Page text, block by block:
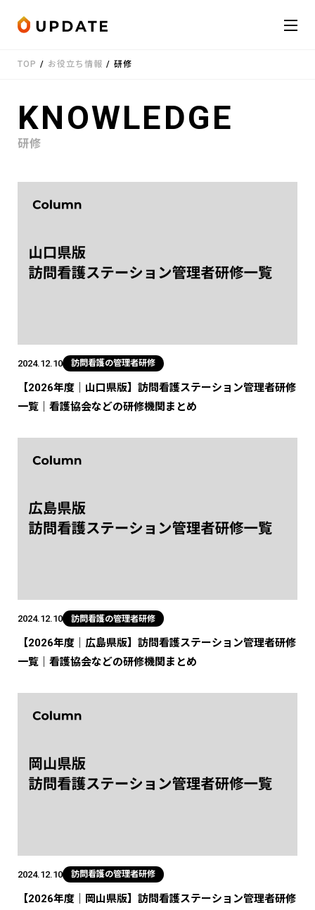
サービス
TOP / お役立ち情報 / 研修
KNOWLEDGE
研修
2024.12.10 訪問看護の管理者研修
【2026年度｜山口県版】訪問看護ステーション管理者研修
一覧｜看護協会などの研修機関まとめ
2024.12.10 訪問看護の管理者研修
【2026年度｜広島県版】訪問看護ステーション管理者研修
一覧｜看護協会などの研修機関まとめ
2024.12.10 訪問看護の管理者研修
【2026年度｜岡山県版】訪問看護ステーション管理者研修